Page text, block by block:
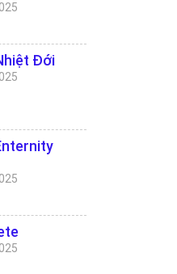
Đới